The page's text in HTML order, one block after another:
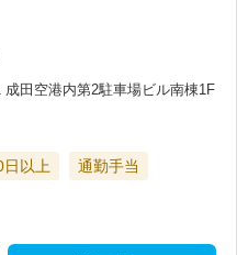
田空港内第2駐車場ビル南棟1F
日以上
通勤手当